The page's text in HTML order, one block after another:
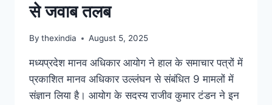
से जवाब तलब
By thexindia August 5, 2025
मध्यप्रदेश मानव अधिकार आयोग ने हाल के समाचार पत्रों में
प्रकाशित मानव अधिकार उल्लंघन से संबंधित 9 मामलों में
संज्ञान लिया है। आयोग के सदस्य राजीव कुमार टंडन ने इन